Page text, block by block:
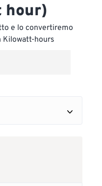
hour)
e lo convertiremo
Kilowatt-hours